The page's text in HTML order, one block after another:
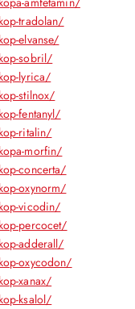
tradolan/
elvanse/
sobril/
lyrica/
stilnox/
fentanyl/
ritalin/
morfin/
concerta/
oxynorm/
vicodin/
percocet/
adderall/
oxycodon/
xanax/
ksalol/